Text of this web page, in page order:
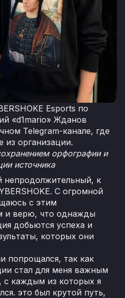
Esports по
«d1mario» Жданов
Telegram-канале, где
из организации.
орфографии и
источника
непродолжительный, к
С огромной
с этим
и верю, что однажды
добьются успеха и
которых они
попрощался, так как
стал для меня важным
с каждым из которых я
это был крутой путь,